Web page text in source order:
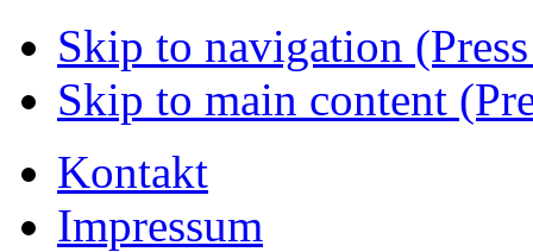
Skip to navigation
Skip to main content
Kontakt
Impressum